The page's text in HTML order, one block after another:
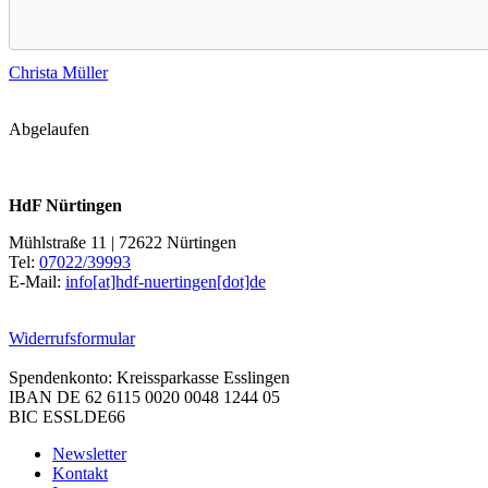
Christa Müller
Abgelaufen
HdF Nürtingen
Mühlstraße 11 | 72622 Nürtingen
Tel: 07022/39993
E-Mail: info[at]hdf-nuertingen[dot]de
Widerrufsformular
Spendenkonto: Kreissparkasse Esslingen
IBAN DE 62 6115 0020 0048 1244 05
BIC ESSLDE66
Newsletter
Kontakt